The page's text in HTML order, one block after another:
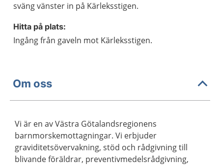
sväng vänster in på Kärleksstigen.
Hitta på plats:
Ingång från gaveln mot Kärleksstigen.
Om oss
Vi är en av Västra Götalandsregionens
barnmorskemottagningar. Vi erbjuder
graviditetsövervakning, stöd och rådgivning till
blivande föräldrar, preventivmedelsrådgivning,